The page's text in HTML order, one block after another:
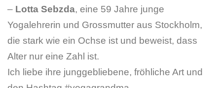
– Lotta Sebzda, eine 59 Jahre junge
Yogalehrerin und Grossmutter aus Stockholm,
die stark wie ein Ochse ist und beweist, dass
Alter nur eine Zahl ist.
Ich liebe ihre junggebliebene, fröhliche Art und